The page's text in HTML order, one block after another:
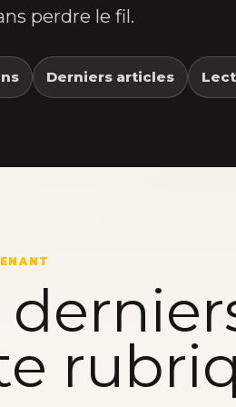
perdre le fil.
Derniers articles